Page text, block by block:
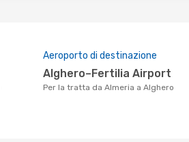
Aeroporto di destinazione
Alghero–Fertilia Airport
Per la tratta da Almeria a Alghero